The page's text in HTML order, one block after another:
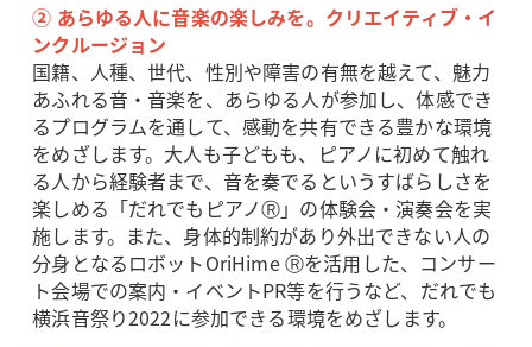
② あらゆる人に音楽の楽しみを。クリエイティブ・イ
ンクルージョン
国籍、人種、世代、性別や障害の有無を越えて、魅力
あふれる音・音楽を、あらゆる人が参加し、体感でき
るプログラムを通して、感動を共有できる豊かな環境
をめざします。大人も子どもも、ピアノに初めて触れ
る人から経験者まで、音を奏でるというすばらしさを
楽しめる「だれでもピアノⓇ」の体験会・演奏会を実
施します。また、身体的制約があり外出できない人の
分身となるロボットOriHime Ⓡを活用した、コンサー
ト会場での案内・イベントPR等を行うなど、だれでも
横浜音祭り2022に参加できる環境をめざします。